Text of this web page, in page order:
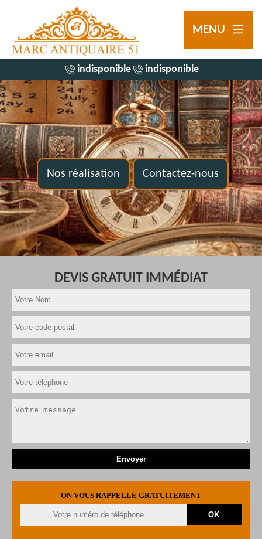
MENU
indisponible indisponible
Nos réalisation Contactez-nous
DEVIS GRATUIT IMMÉDIAT
ON VOUS RAPPELLE GRATUITEMENT